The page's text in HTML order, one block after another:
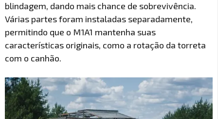
blindagem, dando mais chance de sobrevivência.
Várias partes foram instaladas separadamente,
permitindo que o M1A1 mantenha suas
características originais, como a rotação da torreta
com o canhão.